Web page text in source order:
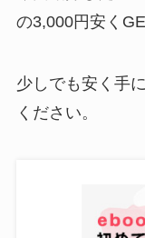
の3,000円安く
少しでも安く手
ください。